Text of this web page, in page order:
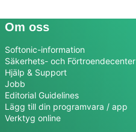
Om oss
Softonic-information
Säkerhets- och Förtroendecenter
Hjälp & Support
Jobb
Editorial Guidelines
Lägg till din programvara / app
Verktyg online